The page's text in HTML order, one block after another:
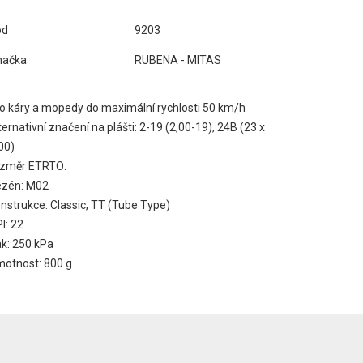
9203
RUBENA - MITAS
káry a mopedy do maximální rychlosti 50 km/h
značení na plášti: 2-19 (2,00-19), 24B (23 x
ETRTO:
M02
Classic, TT (Tube Type)
22
250 kPa
800 g